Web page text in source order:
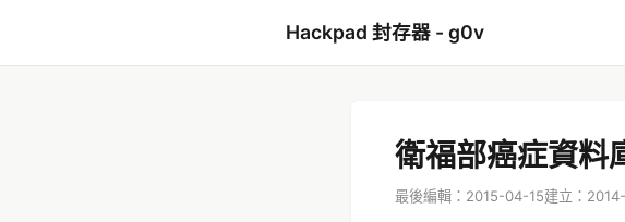
Hackpad 封存器 - g0v
衛福部癌症資料
最後編輯：2015-04-15建立：